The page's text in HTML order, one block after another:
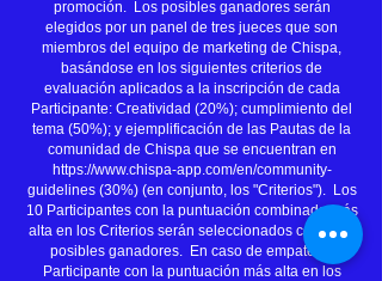
promoción. Los posibles ganadores serán
elegidos por un panel de tres jueces que son
miembros del equipo de marketing de Chispa,
basándose en los siguientes criterios de
evaluación aplicados a la inscripción de cada
Participante: Creatividad (20%); cumplimiento del
tema (50%); y ejemplificación de las Pautas de la
comunidad de Chispa que se encuentran en
https://www.chispa-app.com/en/community-
guidelines (30%) (en conjunto, los "Criterios"). Los
10 Participantes con la puntuación combinada más
alta en los Criterios serán seleccionados como los
posibles ganadores. En caso de empate, la
Participante con la puntuación más alta en los